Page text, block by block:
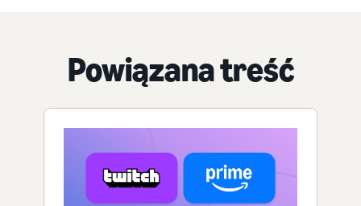
Powiązana treść